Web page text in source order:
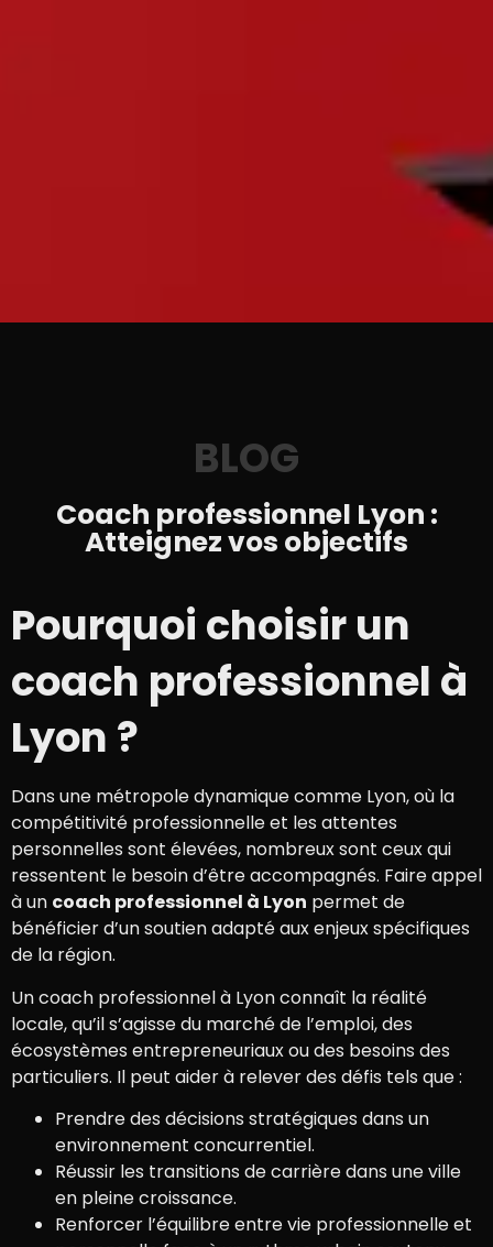
BLOG
Coach professionnel Lyon :
Atteignez vos objectifs
Pourquoi choisir un
coach professionnel à
Lyon ?
Dans une métropole dynamique comme Lyon, où la
compétitivité professionnelle et les attentes
personnelles sont élevées, nombreux sont ceux qui
ressentent le besoin d’être accompagnés. Faire appel
à un coach professionnel à Lyon permet de
bénéficier d’un soutien adapté aux enjeux spécifiques
de la région.
Un coach professionnel à Lyon connaît la réalité
locale, qu’il s’agisse du marché de l’emploi, des
écosystèmes entrepreneuriaux ou des besoins des
particuliers. Il peut aider à relever des défis tels que :
Prendre des décisions stratégiques dans un
environnement concurrentiel.
Réussir les transitions de carrière dans une ville
en pleine croissance.
Renforcer l’équilibre entre vie professionnelle et